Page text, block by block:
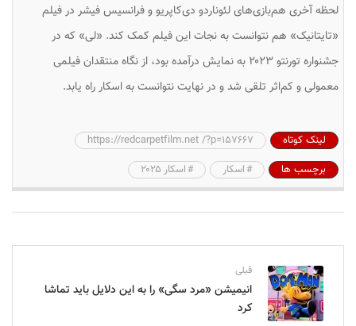
لحظه آخری هم‌بازی‌های لئوناردو دی‌کاپریو و فرانسیس فیشر در فیلم
«تایتانیک» هم نتوانست به نجات این فیلم کمک کند. «لی» که در
جشنواره تورنتو ۲۰۲۳ به نمایش درآمده بود، از نگاه منتقدان فیلمی
معمولی و کم‌اثر تلقی شد و در نهایت نتوانست به اسکار راه یابد.
لینک کوتاه
https://redcarpetfilm.net /?p=157667
برچسب ها
اسکار اسکار ۲۰۲۵
قبلی
انیمیشن «مرد سگی» را به این دلایل باید تماشا
کرد